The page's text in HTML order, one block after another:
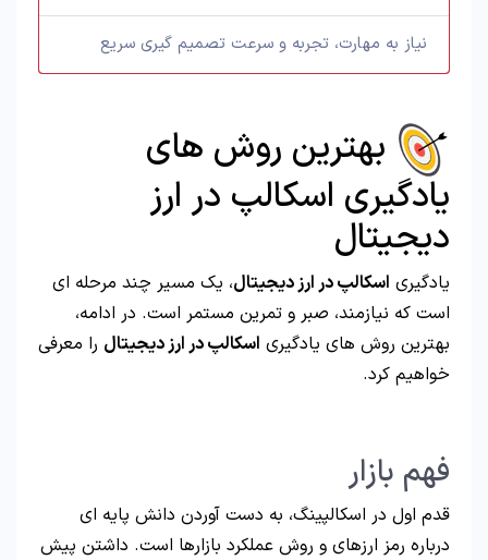
نیاز به مهارت، تجربه و سرعت تصمیم گیری سریع
بهترین روش های
یادگیری اسکالپ در ارز
دیجیتال
یادگیری اسکالپ در ارز دیجیتال، یک مسیر چند مرحله ای
است که نیازمند، صبر و تمرین مستمر است. در ادامه،
بهترین روش های یادگیری اسکالپ در ارز دیجیتال را معرفی
خواهیم کرد.
فهم بازار
قدم اول در اسکالپینگ، به دست آوردن دانش پایه ای
درباره رمز ارزهای و روش عملکرد بازارها است. داشتن پیش